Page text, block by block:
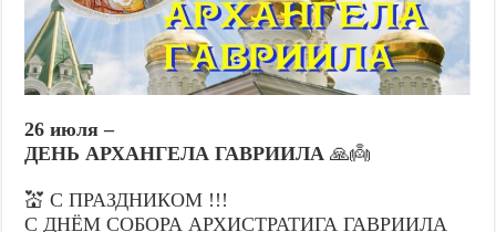
26 июля –
ДЕНЬ АРХАНГЕЛА ГАВРИИЛА 🙏👼
💒 С ПРАЗДНИКОМ !!!
С ДНЁМ СОБОРА АРХИСТРАТИГА ГАВРИИЛА